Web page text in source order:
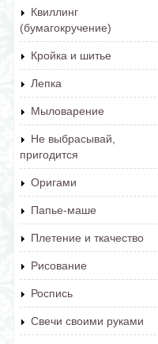
Квиллинг
(бумагокручение)
Кройка и шитье
Лепка
Мыловарение
Не выбрасывай,
пригодится
Оригами
Папье-маше
Плетение и ткачество
Рисование
Роспись
Свечи своими руками